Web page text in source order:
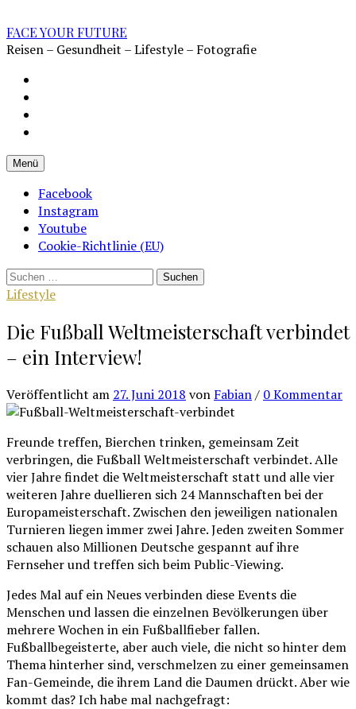
Inhalt
überspringen
FACE YOUR FUTURE
Reisen – Gesundheit – Lifestyle – Fotografie
(EU)
Menü
Facebook
Instagram
Youtube
Cookie-Richtlinie (EU)
Suchen
nach:
Lifestyle
Die Fußball Weltmeisterschaft verbindet
– ein Interview!
Veröffentlicht am 27. Juni 2018 von Fabian/ 0 Kommentar
Freunde treffen, Bierchen trinken, gemeinsam Zeit
verbringen, die Fußball Weltmeisterschaft verbindet. Alle
vier Jahre findet die Weltmeisterschaft statt und alle vier
weiteren Jahre duellieren sich 24 Mannschaften bei der
Europameisterschaft. Zwischen den jeweiligen nationalen
Turnieren liegen immer zwei Jahre. Jeden zweiten Sommer
schauen also Millionen Deutsche gespannt auf ihre
Fernseher und treffen sich beim Public-Viewing.
Jedes Mal auf ein Neues verbinden diese Events die
Menschen und lassen die einzelnen Bevölkerungen über
mehrere Wochen in ein Fußballfieber fallen.
Fußballbegeisterte, aber auch viele, die nicht so hinter dem
Thema hinterher sind, verschmelzen zu einer gemeinsamen
Fan-Gemeinde, die ihrem Land die Daumen drückt. Aber wie
kommt das? Ich habe mal nachgefragt: